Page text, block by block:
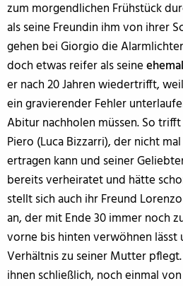
zum morgendlichen Frühstück
als seine Freundin ihm von ihrer
gehen bei Giorgio die
doch etwas reifer als seine
er nach 20 Jahren wiedertrifft,
ein gravierender Fehler
Abitur nachholen müssen. So
Piero (Luca Bizzarri), der nicht
ertragen kann und seiner
bereits verheiratet und hätte
stellt sich auch ihr Freund
an, der mit Ende 30 immer noch
vorne bis hinten verwöhnen lässt
Verhältnis zu seiner Mutter
ihnen schließlich, noch einmal